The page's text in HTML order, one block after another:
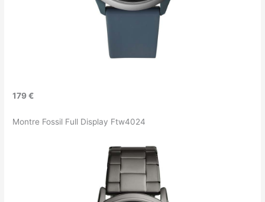
179 €
Montre Fossil Full Display Ftw4024